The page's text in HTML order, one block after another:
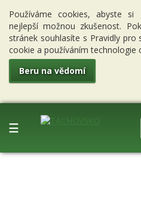
Používáme cookies, abyste
nejlepší možnou zkušenost.
stránek souhlasíte s Pravidly
cookie a používáním technologie
Beru na vědomí
☰